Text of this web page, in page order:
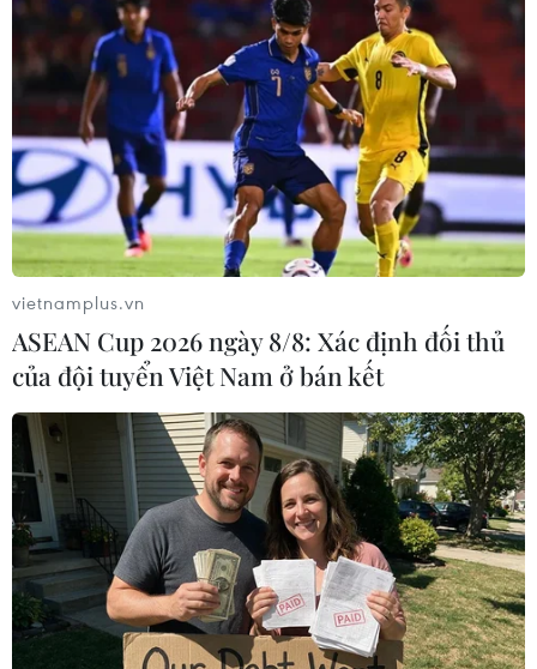
Vụ án xảy ra tại Bộ Ngoại
giao: Đã khởi tố 32 bị can
04/12/2022 13:43
Ngày 3/12, Cơ quan An ninh Điều tra Bộ Công an đã ra
Quyết định bổ sung Quyết định khởi tố vụ án hình sự
“Môi giới hối lộ” xảy ra tại Bộ Ngoại giao, Hà Nội và
các tỉnh, thành phố.
vietnamplus.vn
ASEAN Cup 2026 ngày 8/8: Xác định đối thủ
của đội tuyển Việt Nam ở bán kết